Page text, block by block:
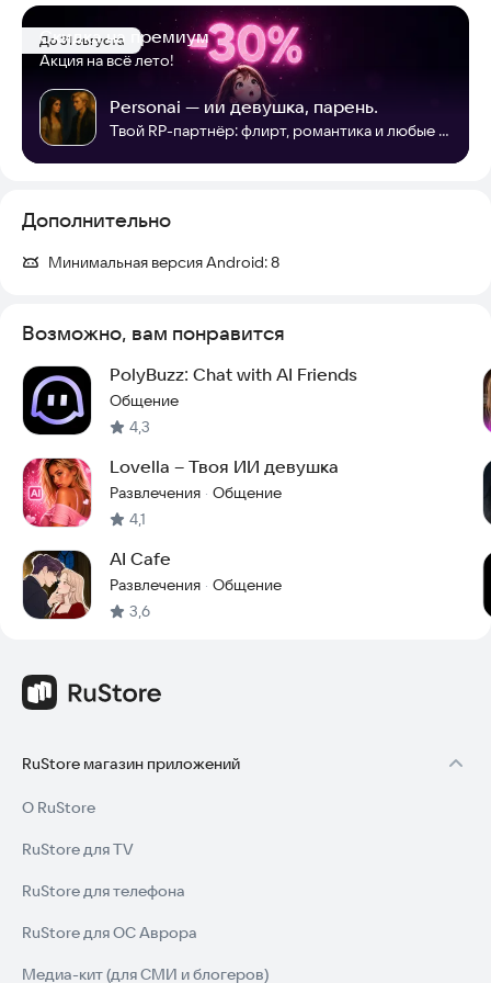
До 31 августа
Скидка на премиум
Акция на всё лето!
Personai — ии девушка, парень.
Твой RP-партнёр: флирт, романтика и любые сюжеты. Ты задаёшь правила.
Дополнительно
Минимальная версия Android:8
Возможно, вам понравится
PolyBuzz: Chat with AI Friends
Общение
4,3
Lovella – Твоя ИИ девушка
Развлечения · Общение
4,1
AI Cafe
Развлечения · Общение
3,6
RuStore магазин приложений
О RuStore
RuStore для TV
RuStore для телефона
RuStore для ОС Аврора
Медиа-кит (для СМИ и блогеров)